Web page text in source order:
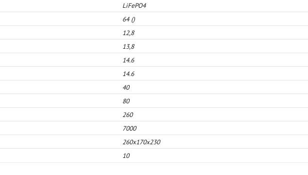
LiFePO4
64 ()
12,8
13,8
14.6
14.6
40
80
260
7000
260x170x230
10